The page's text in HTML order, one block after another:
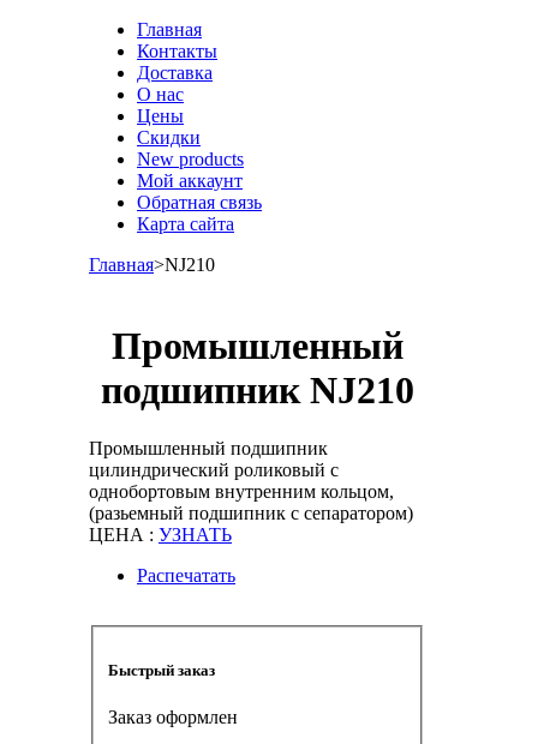
Главная
Контакты
Доставка
О нас
Цены
Скидки
New products
Мой аккаунт
Обратная связь
Карта сайта
Главная>NJ210
Промышленный
подшипник NJ210
Промышленный подшипник
цилиндрический роликовый с
однобортовым внутренним кольцом,
(разьемный подшипник с сепаратором)
ЦЕНА : УЗНАТЬ
Распечатать
Быстрый заказ
Заказ оформлен